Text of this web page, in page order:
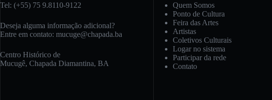
Tel: (+55) 75 9.8110-9122
Deseja alguma informação adicional?
Entre em contato: mucuge@chapada.ba
Centro Histórico de
Mucugê, Chapada Diamantina, BA
Quem Somos
Ponto de Cultura
Feira das Artes
Artistas
Coletivos Culturais
Logar no sistema
Participar da rede
Contato